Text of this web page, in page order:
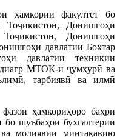
ҳамкории факултет бо
Тоҷикистон, Донишгоҳи
Донишгоҳи
давлатии Бохтар
давлатии техникии
МТОК-и ҷумҳурӣ ва
тарбиявӣ ва илмӣ
ҳамкориҳоро баҳри
шуъбаҳои бухгалтерии
молиявии минтақавию